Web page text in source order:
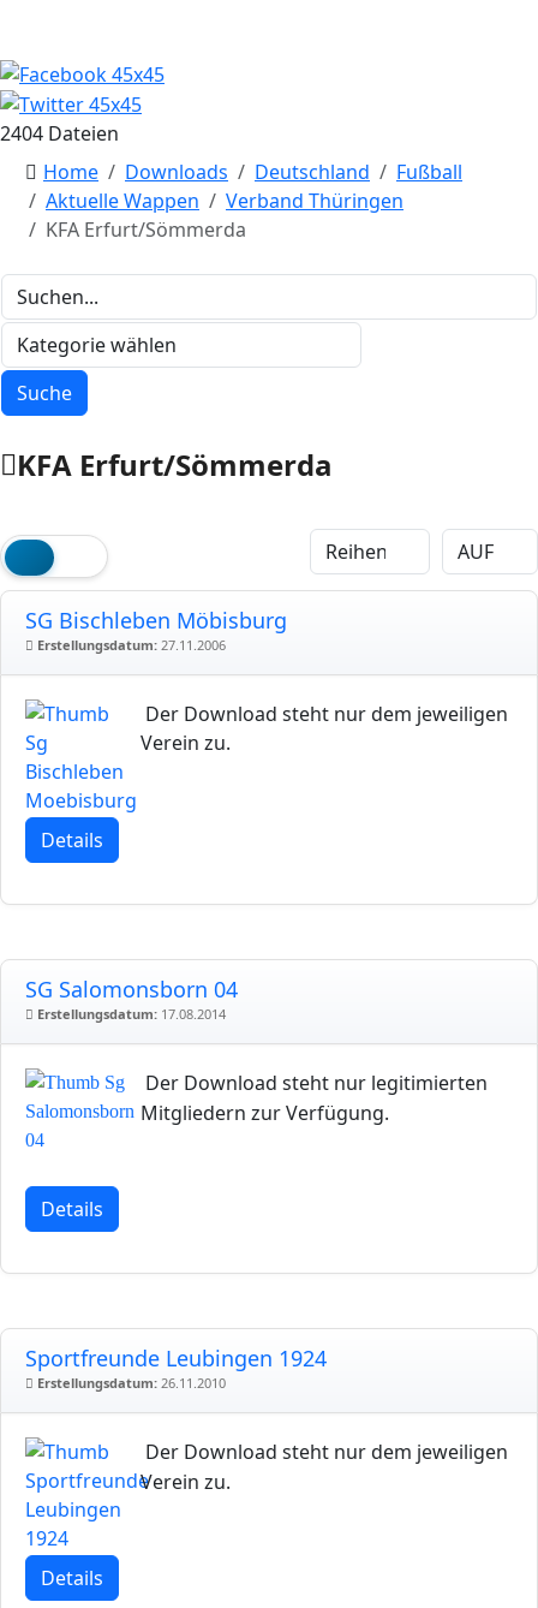
2404 Dateien
Home
Downloads Deutschland
Fußball
Aktuelle Wappen
Verband Thüringen
KFA Erfurt/Sömmerda
KFA Erfurt/Sömmerda
SG Bischleben Möbisburg
Erstellungsdatum: 27.11.2006
Der Download steht nur dem jeweiligen
Verein zu.
Details
SG Salomonsborn 04
Erstellungsdatum: 17.08.2014
Der Download steht nur legitimierten
Mitgliedern zur Verfügung.
Details
Sportfreunde Leubingen 1924
Erstellungsdatum: 26.11.2010
Der Download steht nur dem jeweiligen
Verein zu.
Details